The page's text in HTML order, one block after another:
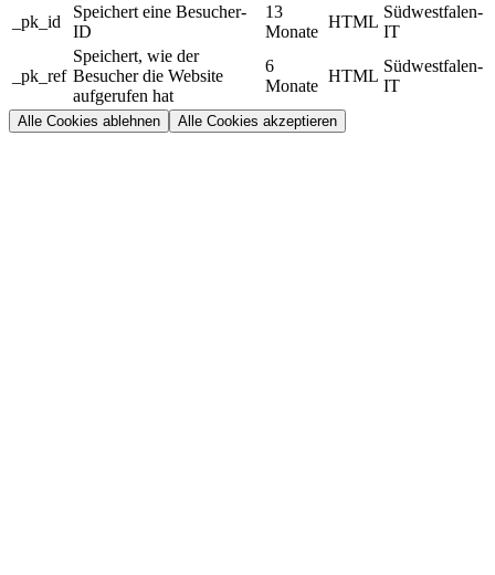
_pk_id
Speichert eine Besucher-
ID
13
Monate
HTML
Südwestfalen-
IT
_pk_ref
Speichert, wie der
Besucher die Website
aufgerufen hat
6
Monate
HTML
Südwestfalen-
IT
Alle Cookies ablehnen Alle Cookies akzeptieren